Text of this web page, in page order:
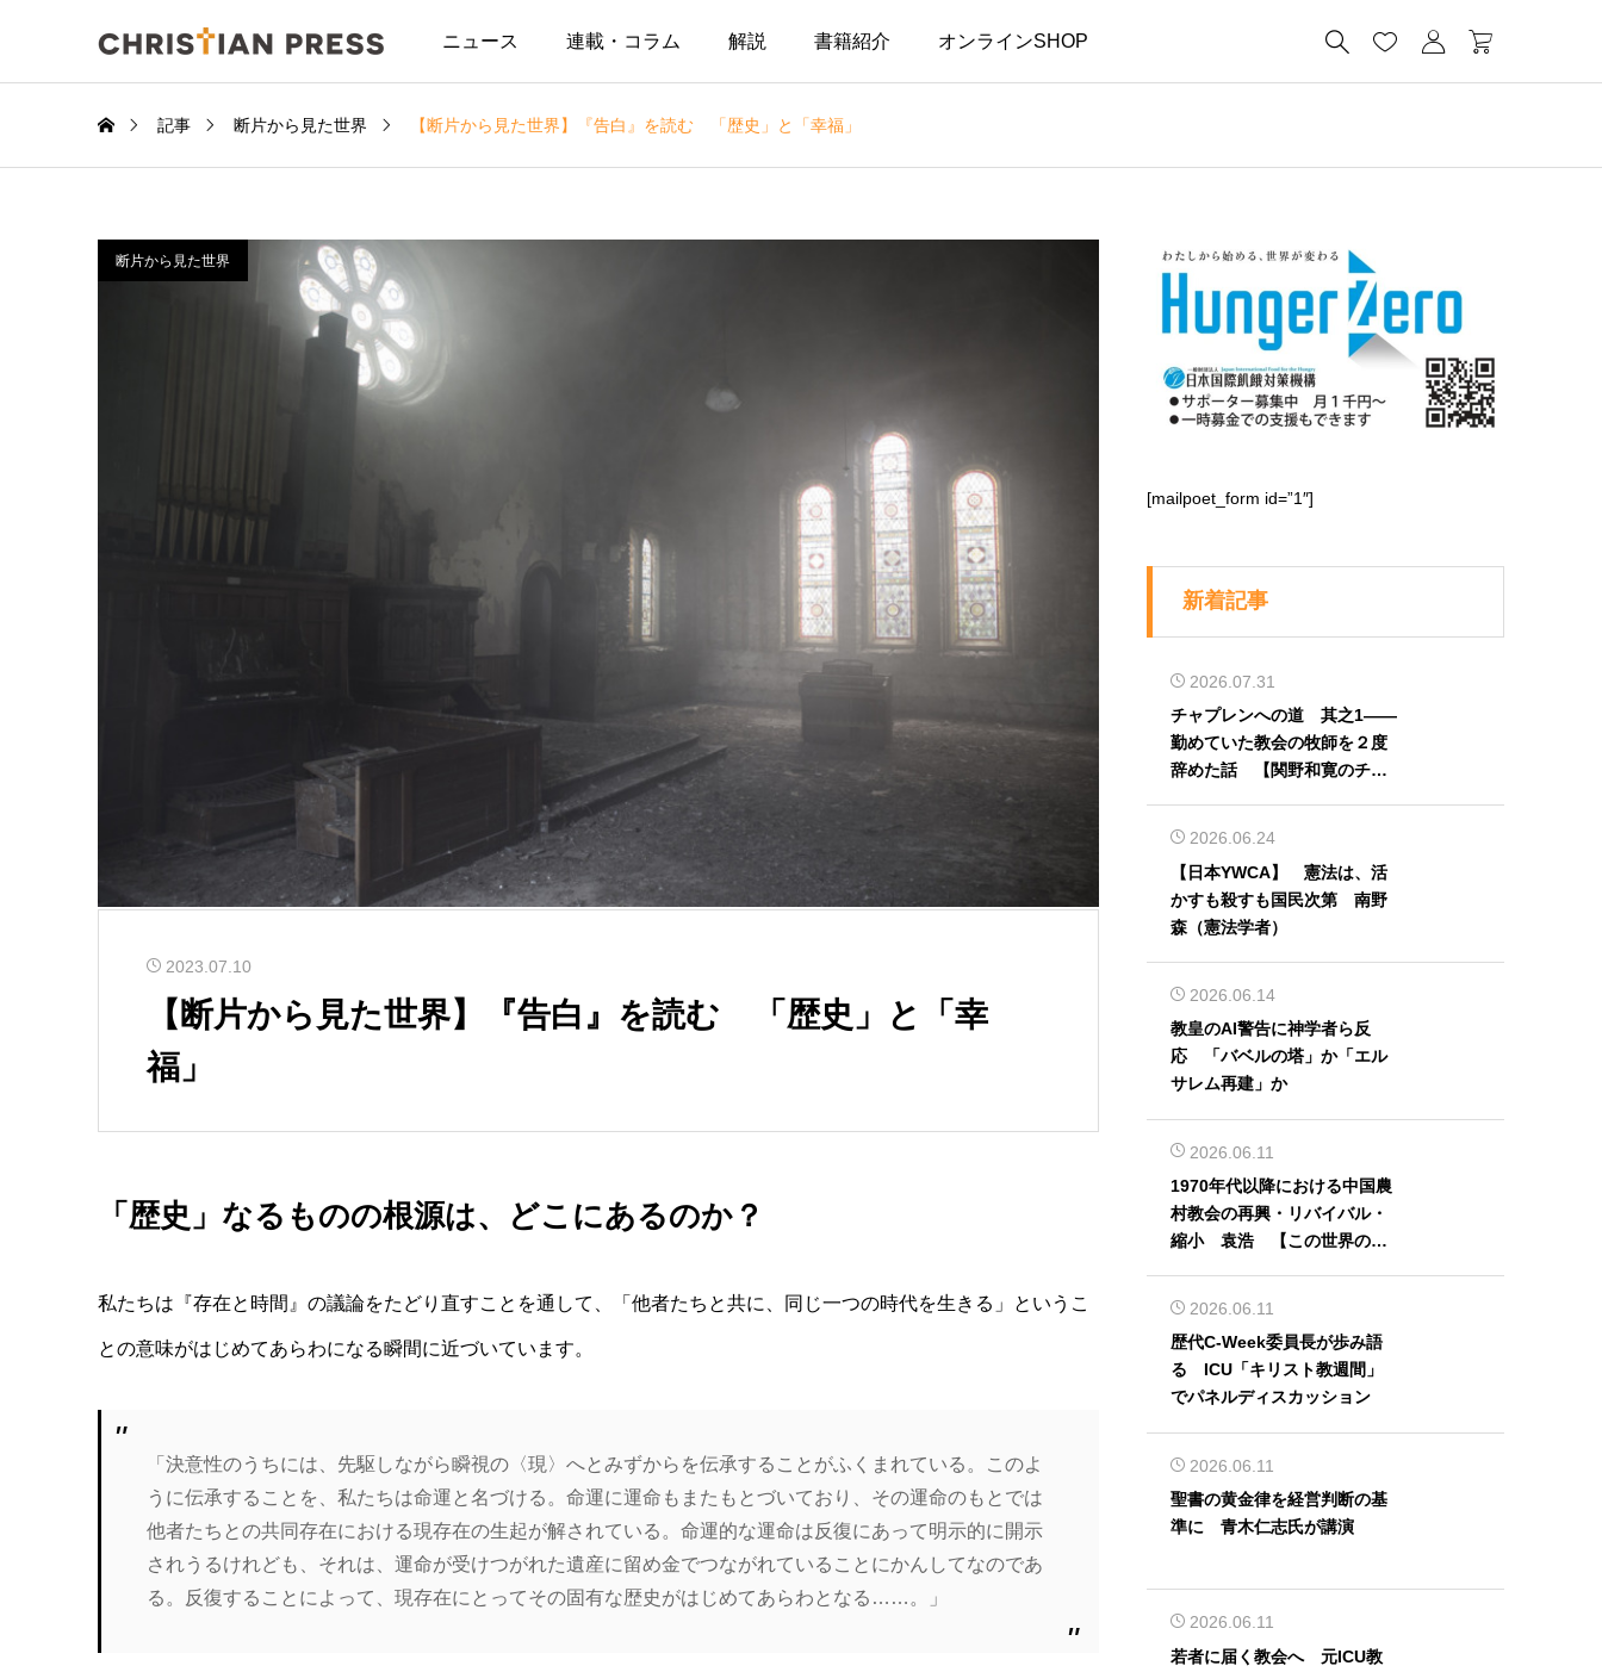
ニュース 連載・コラム 解説 書籍紹介 オンラインSHOP    
記事 断片から見た世界 【断片から見た世界】『告白』を読む 「歴史」と「幸福」
断片から見た世界
2023.07.10
【断片から見た世界】『告白』を読む 「歴史」と「幸
福」
「歴史」なるものの根源は、どこにあるのか？
私たちは『存在と時間』の議論をたどり直すことを通して、「他者たちと共に、同じ一つの時代を生きる」というこ
との意味がはじめてあらわになる瞬間に近づいています。
「決意性のうちには、先駆しながら瞬視の〈現〉へとみずからを伝承することがふくまれている。このよ
うに伝承することを、私たちは命運と名づける。命運に運命もまたもとづいており、その運命のもとでは
他者たちとの共同存在における現存在の生起が解されている。命運的な運命は反復にあって明示的に開示
されうるけれども、それは、運命が受けつがれた遺産に留め金でつながれていることにかんしてなのであ
る。反復することによって、現存在にとってその固有な歴史がはじめてあらわとなる……。」
[mailpoet_form id=”1″]
新着記事
2026.07.31
チャプレンへの道 其之1――
勤めていた教会の牧師を２度
辞めた話 【関野和寛のチャ
2026.06.24
【日本YWCA】 憲法は、活
かすも殺すも国民次第 南野
森（憲法学者）
2026.06.14
教皇のAI警告に神学者ら反
応 「バベルの塔」か「エル
サレム再建」か
2026.06.11
1970年代以降における中国農
村教会の再興・リバイバル・
縮小 袁浩 【この世界の片
2026.06.11
歴代C-Week委員長が歩み語
る ICU「キリスト教週間」
でパネルディスカッション
2026.06.11
聖書の黄金律を経営判断の基
準に 青木仁志氏が講演
2026.06.11
若者に届く教会へ 元ICU教